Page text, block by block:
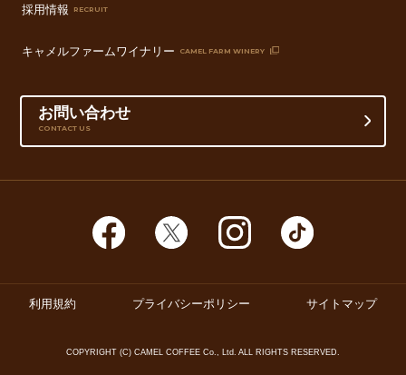
採用情報 RECRUIT
キャメルファームワイナリー CAMEL FARM WINERY
お問い合わせ
CONTACT US
利用規約 プライバシーポリシー サイトマップ
COPYRIGHT (C) CAMEL COFFEE Co., Ltd. ALL RIGHTS RESERVED.